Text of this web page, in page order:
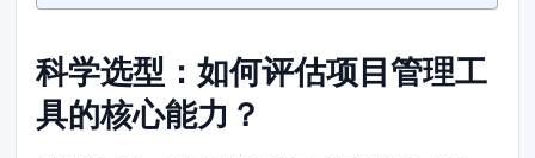
科学选型：如何评估项目管理工
具的核心能力？